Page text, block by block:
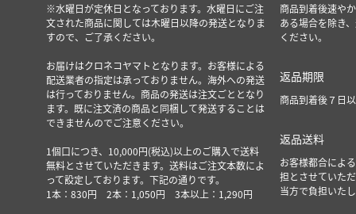
※水曜日が定休日となっております。水曜日にご注
文された商品に関しては木曜日以降の発送となりま
すので、ご了承ください。
お届けはクロネコヤマトとなります。お客様による
配送業者の指定は承っておりません。海外への発送
は行っておりません。商品の発送は注文ごととなり
ます。既に注文済の商品と同梱して発送することは
できませんのでご注意ください。
1個口につき、10,000円(税込)以上のご購入で送料
無料とさせていただきます。送料はご注文本数によ
って設定しております。下記の通りです。
1本：830円 2本：1,050円 3本以上：1,290円
商品到着後速や
ある場合を除き
ください。
返品期限
商品到着後７日
返品送料
お客様都合によ
担とさせていた
当方で負担いた